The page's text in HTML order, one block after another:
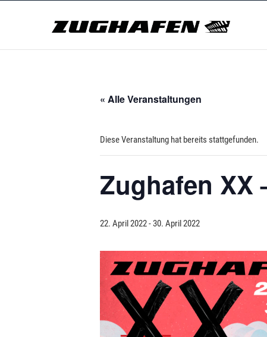
« Alle Veranstaltungen
Diese Veranstaltung hat bereits stattgefunden.
Zughafen XX
22. April 2022-30. April 2022